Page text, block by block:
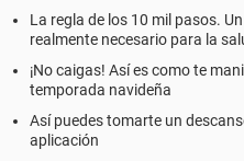
La regla de los 10 mil pasos.
realmente necesario para la
¡No caigas! Así es como te
temporada navideña
Así puedes tomarte un
aplicación